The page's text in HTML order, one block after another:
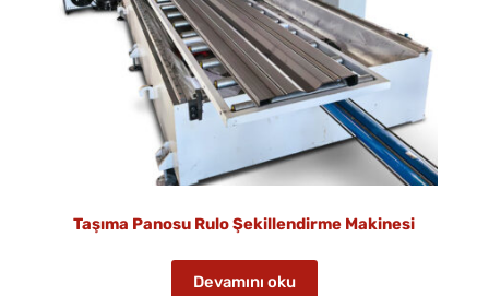
Taşıma Panosu Rulo Şekillendirme Makinesi
Devamını oku